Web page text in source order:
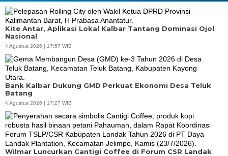
Kite Antar, Aplikasi Lokal Kalbar Tantang Dominasi Ojol
Nasional
4 Agustus 2026 | 17:57 WIB
Bank Kalbar Dukung GMD Perkuat Ekonomi Desa Teluk
Batang
4 Agustus 2026 | 17:27 WIB
Wilmar Luncurkan Cantigi Coffee di Forum CSR Landak